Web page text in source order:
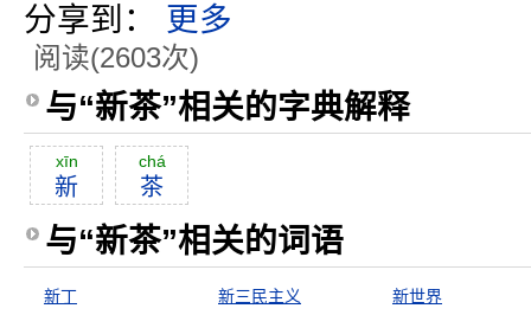
分享到： 更多
阅读(2603次)
与“新茶”相关的字典解释
xīn
新
chá
茶
与“新茶”相关的词语
新丁 新三民主义
新世界